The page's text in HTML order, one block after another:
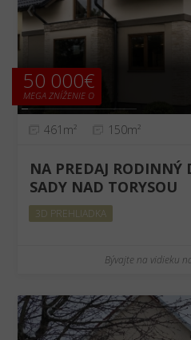
❮
50 000€
MEGA ZNÍŽENIE O
461m² 150m²
NA PREDAJ RODINNÝ
SADY NAD TORYSOU
3D PREHLIADKA
Bývajte na vidieku